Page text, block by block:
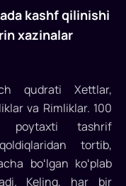
kashf qilinishi
xazinalar
qudrati Xettlar,
va Rimliklar. 100
tashrif
tortib,
boʻlgan koʻplab
Keling, har bir